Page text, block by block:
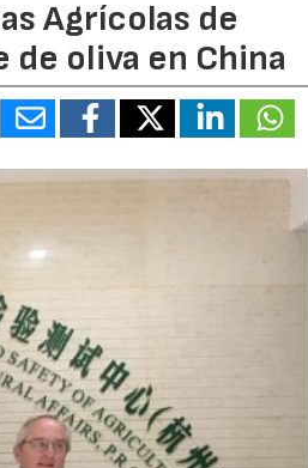
Agrícolas de
oliva en China